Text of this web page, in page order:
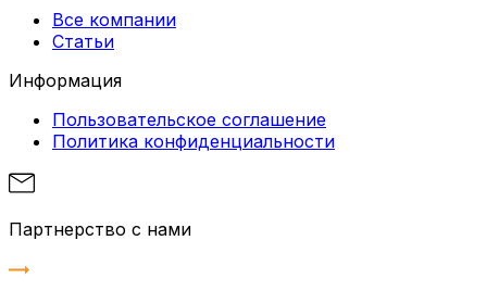
Все компании
Статьи
Информация
Пользовательское соглашение
Политика конфиденциальности
Партнерство с нами